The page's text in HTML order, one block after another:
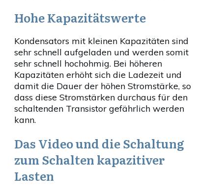
Hohe Kapazitätswerte
Kondensators mit kleinen Kapazitäten sind
sehr schnell aufgeladen und werden somit
sehr schnell hochohmig. Bei höheren
Kapazitäten erhöht sich die Ladezeit und
damit die Dauer der höhen Stromstärke, so
dass diese Stromstärken durchaus für den
schaltenden Transistor gefährlich werden
kann.
Das Video und die Schaltung
zum Schalten kapazitiver
Lasten